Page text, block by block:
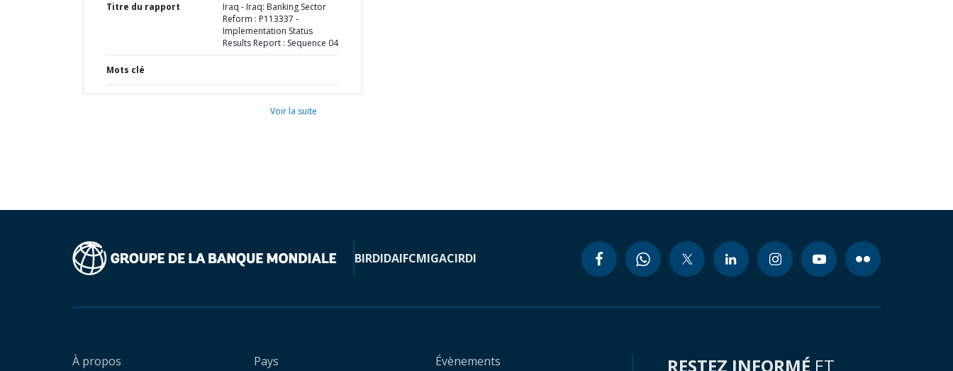
Titre du rapport
Iraq - Iraq: Banking Sector
Reform : P113337 -
Implementation Status
Results Report : Sequence 04
Mots clé
Voir la suite
BIRDIDAIFCMIGACIRDI
À propos Pays Évènements RESTEZ INFORMÉ ET